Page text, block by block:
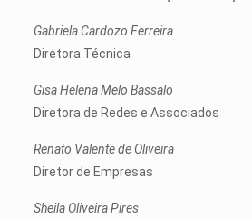
Gabriela Cardozo Ferreira
Diretora Técnica
Gisa Helena Melo Bassalo
Diretora de Redes e Associados
Renato Valente de Oliveira
Diretor de Empresas
Sheila Oliveira Pires